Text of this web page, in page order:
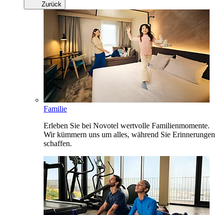
Zurück
Familie
Erleben Sie bei Novotel wertvolle Familienmomente.
Wir kümmern uns um alles, während Sie Erinnerungen
schaffen.